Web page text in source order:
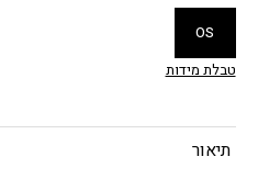
OS
טבלת מידות
תיאור